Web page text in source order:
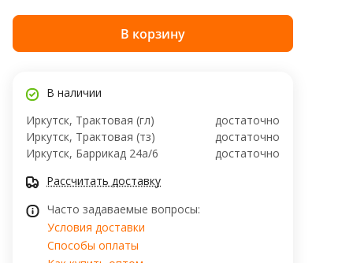
В корзину
В наличии
Иркутск, Трактовая (гл)
достаточно
Иркутск, Трактовая (тз)
достаточно
Иркутск, ​Баррикад 24а/6
достаточно
Рассчитать доставку
Часто задаваемые вопросы:
Условия доставки
Способы оплаты